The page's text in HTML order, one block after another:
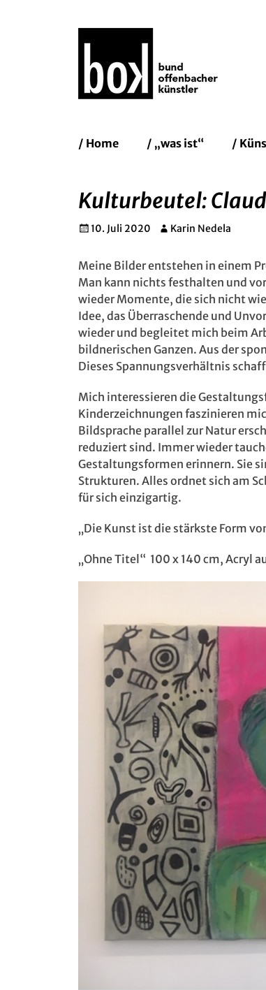
Erstes
Zum
Inhalt:
/ Home / „was ist“ /
Kulturbeutel:
Gepostet
10. Juli 2020 AutorKarin Nedela
Meine Bilder entstehen in einem
Man kann nichts festhalten und
wieder Momente, die sich nicht
Idee, das Überraschende und
wieder und begleitet mich beim
bildnerischen Ganzen. Aus der
Dieses Spannungsverhältnis
Mich interessieren die
Kinderzeichnungen faszinieren
Bildsprache parallel zur Natur
reduziert sind. Immer wieder
Gestaltungsformen erinnern. Sie
Strukturen. Alles ordnet sich am
für sich einzigartig.
„Die Kunst ist die stärkste Form
„Ohne Titel“ 100 x 140 cm, Acryl